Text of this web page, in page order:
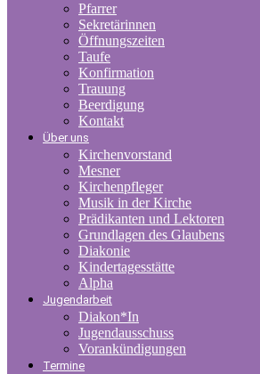
Pfarrer
Sekretärinnen
Öffnungszeiten
Taufe
Konfirmation
Trauung
Beerdigung
Kontakt
Über uns
Kirchenvorstand
Mesner
Kirchenpfleger
Musik in der Kirche
Prädikanten und Lektoren
Grundlagen des Glaubens
Diakonie
Kindertagesstätte
Alpha
Jugendarbeit
Diakon*In
Jugendausschuss
Vorankündigungen
Termine